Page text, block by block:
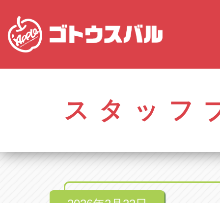
アップル
0561-84-
愛知県春日井市柏井町4-43-1
アップル春日井中央店
愛知県瀬戸市美濃池町29-1
スタッフ